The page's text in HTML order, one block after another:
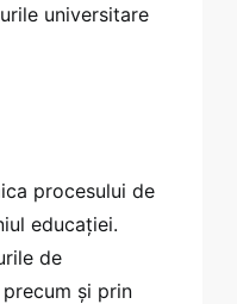
universitare
procesului de
educației.
de
și prin